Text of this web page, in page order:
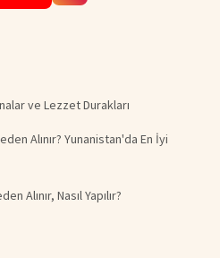
ve Lezzet Durakları
Alınır? Yunanistan'da En İyi
Alınır, Nasıl Yapılır?